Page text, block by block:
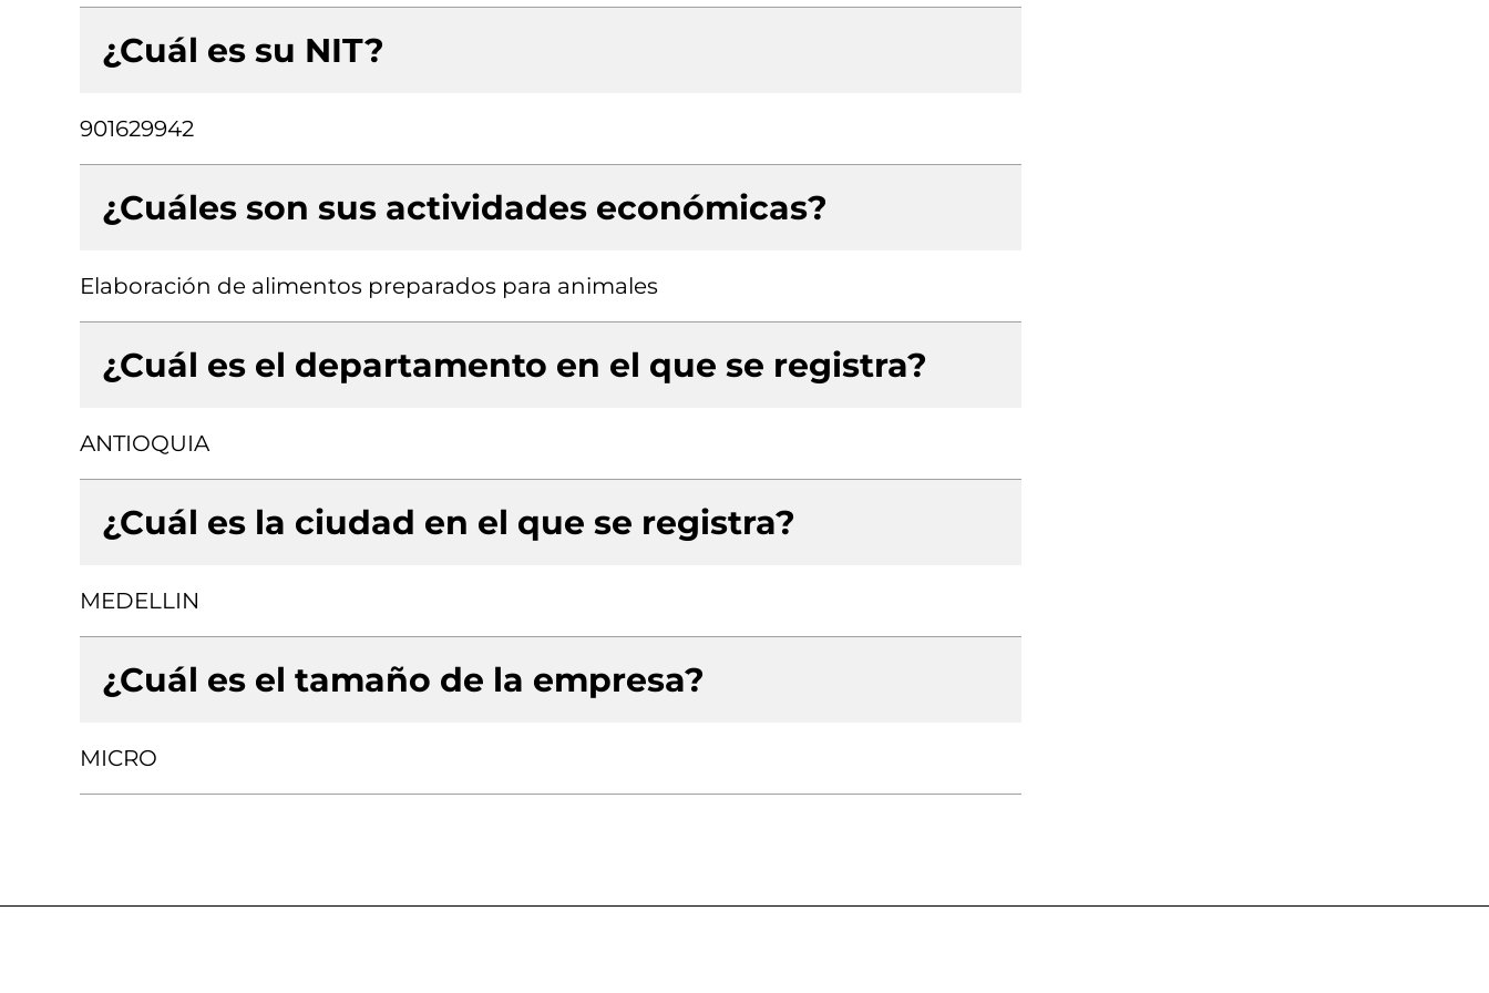
¿Cuál es su NIT?
901629942
¿Cuáles son sus actividades económicas?
Elaboración de alimentos preparados para animales
¿Cuál es el departamento en el que se registra?
ANTIOQUIA
¿Cuál es la ciudad en el que se registra?
MEDELLIN
¿Cuál es el tamaño de la empresa?
MICRO